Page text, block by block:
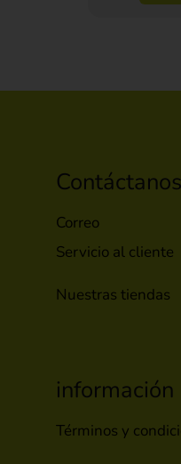
Contáctanos
Correo
Servicio al cliente
Nuestras tiendas
información
Términos y